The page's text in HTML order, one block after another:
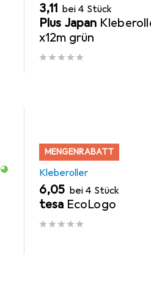
EUR
3,11 bei 4 Stück
Plus Japan
x12m grün
MENGENRABATT
Kleberoller
EUR
6,05 bei 4 Stück
tesa EcoLogo